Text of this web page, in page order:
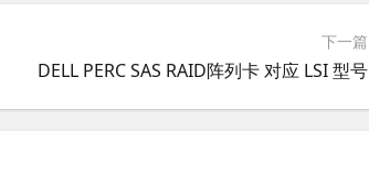
下一篇
DELL PERC SAS RAID阵列卡 对应 LSI 型号